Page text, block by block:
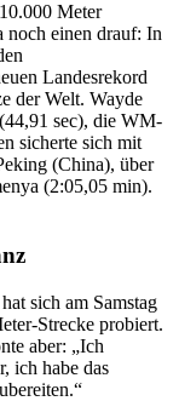
Meter
noch einen drauf: In
Landesrekord
der Welt. Wayde
sec), die WM-
sicherte sich mit
(China), über
(2:05,05 min).
sich am Samstag
Strecke probiert.
aber: „Ich
ich habe das